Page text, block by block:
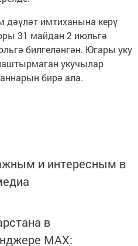
имтиханына керү
31 майдан 2 июльгә
билгеләнгән. Югары уку
укучылар
бирә ала.
и интересным в
в
MАХ: